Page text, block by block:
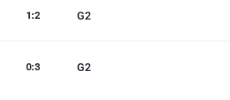
G2
1 :2
G2
0:3